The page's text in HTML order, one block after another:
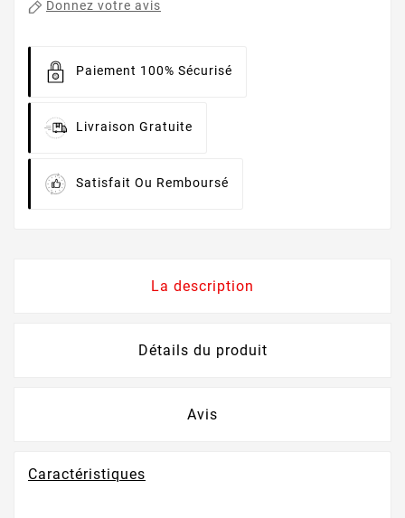
Donnez votre avis
Paiement 100% Sécurisé
Livraison Gratuite
Satisfait Ou Remboursé
La description
Détails du produit
Avis
Caractéristiques